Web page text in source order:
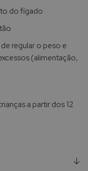
do fígado
regular o peso e
(alimentação,
a partir dos 12